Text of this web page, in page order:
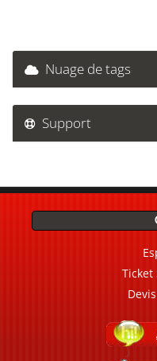
Nuage de tags
Support